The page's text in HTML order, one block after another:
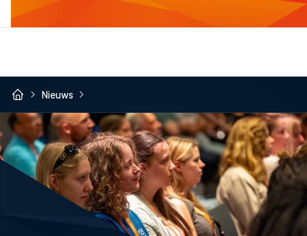
Nieuws